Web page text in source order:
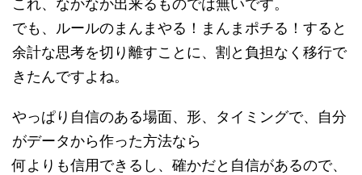
これ、なかなか出来るものでは無いです。
でも、ルールのまんまやる！まんまポチる！すると
余計な思考を切り離すことに、割と負担なく移行で
きたんですよね。
やっぱり自信のある場面、形、タイミングで、自分
がデータから作った方法なら
何よりも信用できるし、確かだと自信があるので、